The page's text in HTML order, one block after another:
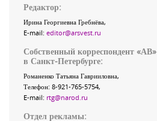
Редактор:
Ирина Георгиевна Гребнёва,
E-mail: editor@arsvest.ru
Собственный корреспондент «АВ»
в Санкт-Петербурге:
Романенко Татьяна Гаврииловна,
Телефон: 8-921-765-5754,
E-mail: rtg@narod.ru
Отдел рекламы: